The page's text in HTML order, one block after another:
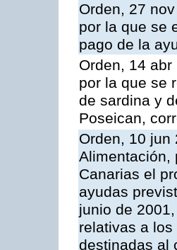
Orden, 27
por la que se
pago de la
Orden, 14
por la que se
de sardina y
Poseican,
Orden, 10 jun
Alimentación,
Canarias el
ayudas
junio de
relativas a
destinadas al